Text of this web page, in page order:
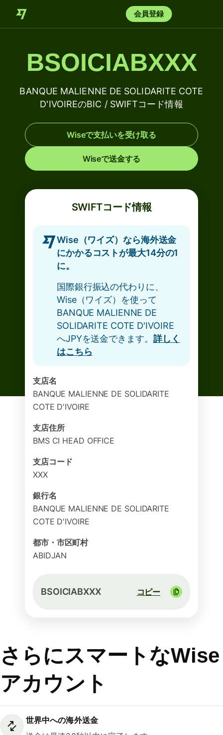
会員登録
BSOICIABXXX
BANQUE MALIENNE DE SOLIDARITE COTE
D'IVOIREのBIC / SWIFTコード情報
Wiseで支払いを受け取る
Wiseで送金する
SWIFTコード情報
Wise（ワイズ）なら海外送金
にかかるコストが最大14分の1
に。
国際銀行振込の代わりに、
Wise（ワイズ）を使って
BANQUE MALIENNE DE
SOLIDARITE COTE D'IVOIRE
へJPYを送金できます。 詳しく
はこちら
支店名
BANQUE MALIENNE DE SOLIDARITE
COTE D'IVOIRE
支店住所
BMS CI HEAD OFFICE
支店コード
XXX
銀行名
BANQUE MALIENNE DE SOLIDARITE
COTE D'IVOIRE
都市・市区町村
ABIDJAN
BSOICIABXXX コピー
さらにスマートなWise
アカウント
世界中への海外送金